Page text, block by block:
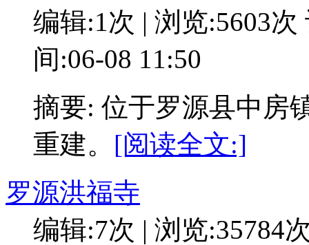
编辑:1次 | 浏览:5603次
间:06-08 11:50
摘要: 位于罗源县中房
重建。 [阅读全文:]
罗源洪福寺
编辑:7次 | 浏览:35784